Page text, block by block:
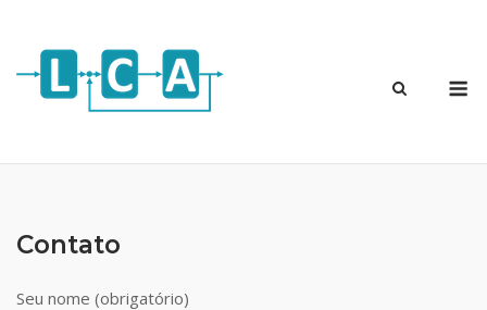
content
Contato
Seu nome (obrigatório)